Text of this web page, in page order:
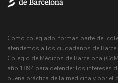
Como colegiado, formas parte del
atendemos a los ciudadanos de
Colegio de Médicos de Barcelona
año 1894 para defender los intereses
buena práctica de la medicina y por el